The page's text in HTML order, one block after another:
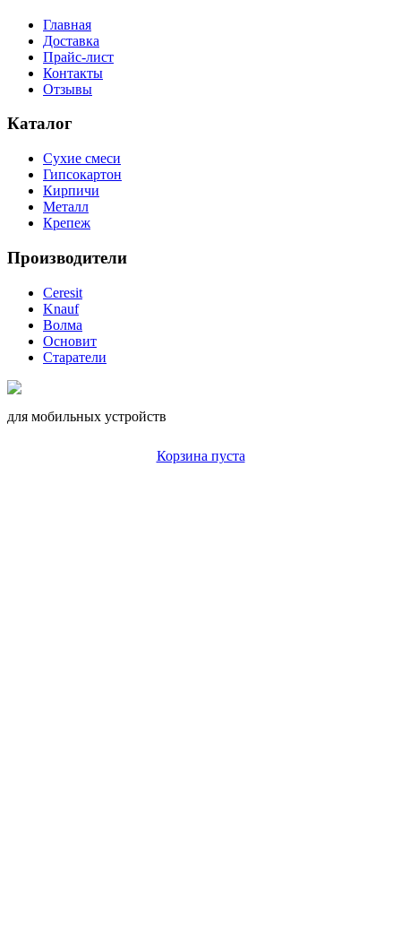
Главная
Доставка
Прайс-лист
Контакты
Отзывы
Каталог
Сухие смеси
Гипсокартон
Кирпичи
Металл
Крепеж
Производители
Ceresit
Knauf
Волма
Основит
Старатели
для мобильных устройств
Корзина пуста